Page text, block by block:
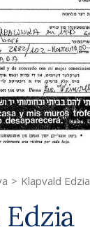
> Klapvald Edzia